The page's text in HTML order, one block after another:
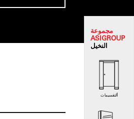
مجموعة
ASIGROUP
النخيل
التقسيمات